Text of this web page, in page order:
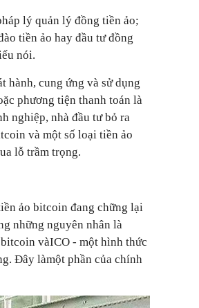
lý quản lý đồng tiền ảo;
tiền ảo hay đầu tư đồng
nói.
hành, cung ứng và sử dụng
phương tiện thanh toán là
nghiệp, nhà đầu tư bỏ ra
và một số loại tiền ảo
lỗ trầm trọng.
ảo bitcoin đang chững lại
những nguyên nhân là
vàICO - một hình thức
Đây làmột phần của chính